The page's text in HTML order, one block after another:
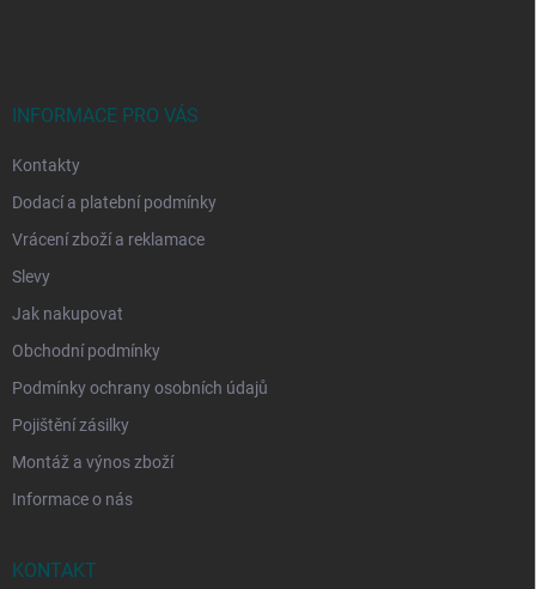
INFORMACE PRO VÁS
Kontakty
Dodací a platební podmínky
Vrácení zboží a reklamace
Slevy
Jak nakupovat
Obchodní podmínky
Podmínky ochrany osobních údajů
Pojištění zásilky
Montáž a výnos zboží
Informace o nás
KONTAKT